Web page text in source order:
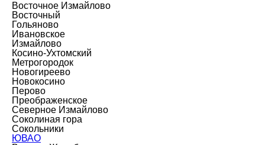
Восточное Измайлово
Восточный
Гольяново
Ивановское
Измайлово
Косино-Ухтомский
Метрогородок
Новогиреево
Новокосино
Перово
Преображенское
Северное Измайлово
Соколиная гора
Сокольники
ЮВАО